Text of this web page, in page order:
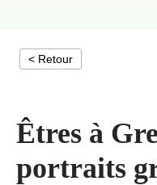
< Retour
Êtres à
portraits